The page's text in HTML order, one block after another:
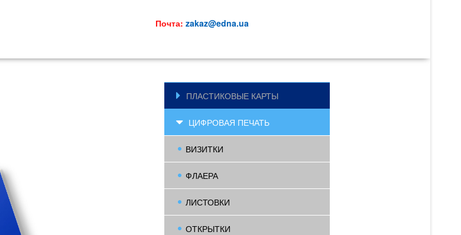
Почта: zakaz@edna.ua
ПЛАСТИКОВЫЕ КАРТЫ
ЦИФРОВАЯ ПЕЧАТЬ
ВИЗИТКИ
ФЛАЕРА
ЛИСТОВКИ
ОТКРЫТКИ